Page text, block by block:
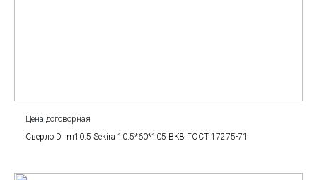
Цена договорная
Сверло D=m10.5 Sekira 10.5*60*105 BK8 ГОСТ 17275-71